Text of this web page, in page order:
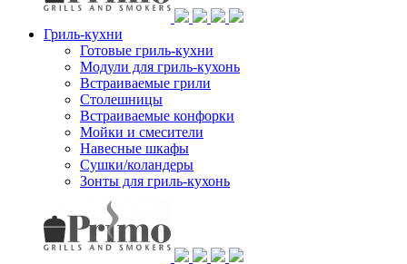
Гриль-кухни
Готовые гриль-кухни
Модули для гриль-кухонь
Встраиваемые грили
Столешницы
Встраиваемые конфорки
Мойки и смесители
Навесные шкафы
Сушки/коландеры
Зонты для гриль-кухонь